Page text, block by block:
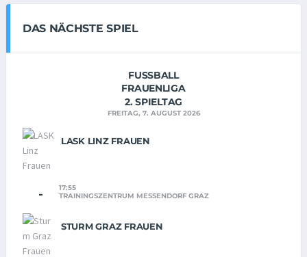
DAS NÄCHSTE SPIEL
FUSSBALL
FRAUENLIGA
2. SPIELTAG
FREITAG, 7. AUGUST 2026
LASK LINZ FRAUEN
-
17:55
TRAININGSZENTRUM MESSENDORF GRAZ
STURM GRAZ FRAUEN